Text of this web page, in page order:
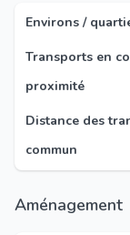
Environs /
Transports en
proximité
Distance des
commun
Aménagement